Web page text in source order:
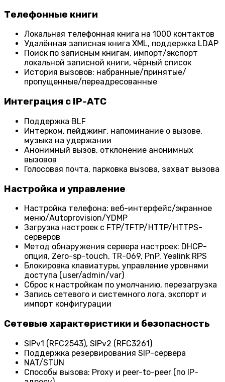
Телефонные книги
Локальная телефонная книга на 1000 контактов
Удалённая записная книга XML, поддержка LDAP
Поиск по записным книгам, импорт/экспорт
локальной записной книги, чёрный список
История вызовов: набранные/принятые/
пропущенные/переадресованные
Интеграция с IP-АТС
Поддержка BLF
Интерком, пейджинг, напоминание о вызове,
музыка на удержании
Анонимный вызов, отклонение анонимных
вызовов
Голосовая почта, парковка вызова, захват вызова
Настройка и управление
Настройка телефона: веб-интерфейс/экранное
меню/Autoprovision/YDMP
Загрузка настроек с FTP/TFTP/HTTP/HTTPS-
серверов
Метод обнаружения сервера настроек: DHCP-
опция, Zero-sp-touch, TR-069, PnP, Yealink RPS
Блокировка клавиатуры, управление уровнями
доступа (user/admin/var)
Сброс к настройкам по умолчанию, перезагрузка
Запись сетевого и системного лога, экспорт и
импорт конфигурации
Сетевые характеристики и безопасность
SIPv1 (RFC2543), SIPv2 (RFC3261)
Поддержка резервирования SIP-сервера
NAT/STUN
Способы вызова: Proxy и peer-to-peer (по IP-